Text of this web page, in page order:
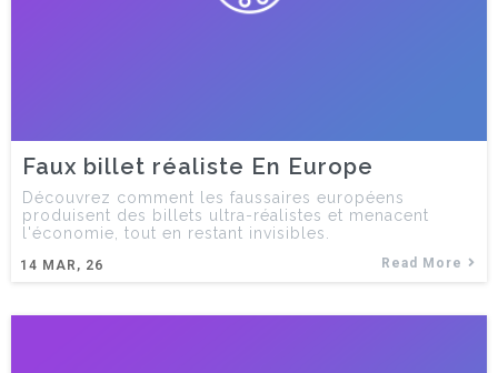
Faux billet réaliste En Europe
14 MAR, 26
Découvrez comment les faussaires européens
produisent des billets ultra-réalistes et menacent
l'économie, tout en restant invisibles.
Read More